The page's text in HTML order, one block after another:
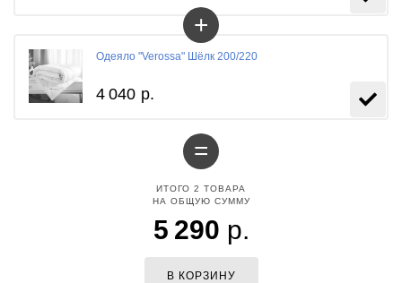
+
Одеяло "Verossa" Шёлк 200/220
4 040 р.
=
ИТОГО 2 ТОВАРА
НА ОБЩУЮ СУММУ
5 290 р.
В КОРЗИНУ